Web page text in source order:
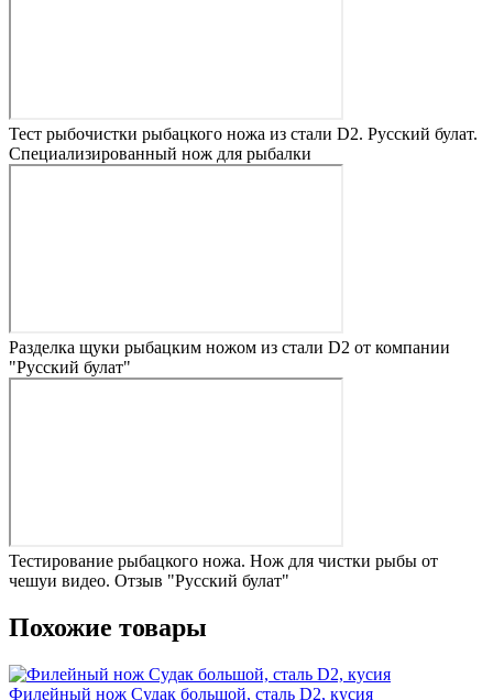
Тест рыбочистки рыбацкого ножа из стали D2. Русский булат.
Специализированный нож для рыбалки
Разделка щуки рыбацким ножом из стали D2 от компании
"Русский булат"
Тестирование рыбацкого ножа. Нож для чистки рыбы от
чешуи видео. Отзыв "Русский булат"
Похожие товары
Филейный нож Судак большой, сталь D2, кусия